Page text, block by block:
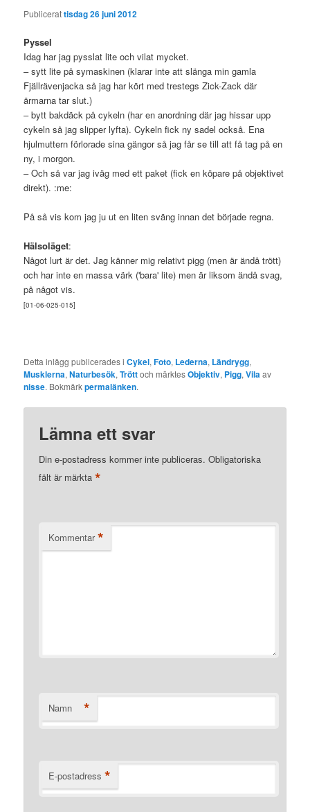
Publicerattisdag 26 juni 2012
Pyssel
Idag har jag pysslat lite och vilat mycket.
– sytt lite på symaskinen (klarar inte att slänga min gamla
Fjällrävenjacka så jag har kört med trestegs Zick-Zack där
ärmarna tar slut.)
– bytt bakdäck på cykeln (har en anordning där jag hissar upp
cykeln så jag slipper lyfta). Cykeln fick ny sadel också. Ena
hjulmuttern förlorade sina gängor så jag får se till att få tag på en
ny, i morgon.
– Och så var jag iväg med ett paket (fick en köpare på objektivet
direkt). :me:
På så vis kom jag ju ut en liten sväng innan det började regna.
Hälsoläget:
Något lurt är det. Jag känner mig relativt pigg (men är ändå trött)
och har inte en massa värk ('bara' lite) men är liksom ändå svag,
på något vis.
[01-06-025-015]
Detta inlägg publicerades iCykel,Foto, Lederna, Ländrygg,
Musklerna,Naturbesök,Tröttoch märktesObjektiv, Pigg,Vila av
nisse. Bokmärkpermalänken.
Lämna ett svar
Din e-postadress kommer inte publiceras. Obligatoriska
fält är märkta*
Kommentar *
Namn *
E-postadress *